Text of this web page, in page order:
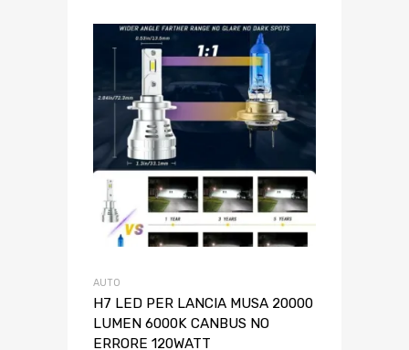
AUTO
H7 LED PER LANCIA MUSA 20000
LUMEN 6000K CANBUS NO
ERRORE 120WATT